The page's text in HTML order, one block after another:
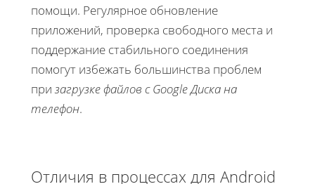
помощи. Регулярное обновление
приложений, проверка свободного места и
поддержание стабильного соединения
помогут избежать большинства проблем
при загрузке файлов с Google Диска на
телефон.
Отличия в процессах для Android